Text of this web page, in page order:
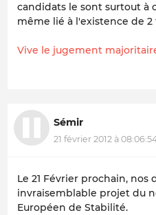
candidats le sont surtout à
même lié à l'existence de 2
Vive le jugement
Sémir
21 février 2012 à
Le 21 Février prochain,
invraisemblable projet du
Européen de Stabilité.